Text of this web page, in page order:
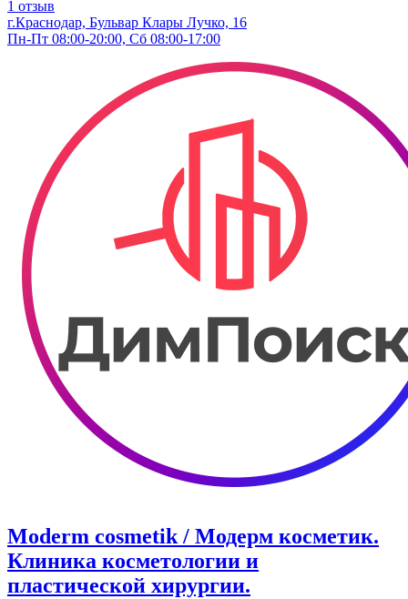
1 отзыв
г.Краснодар, Бульвар ​Клары Лучко, 16
Пн-Пт 08:00-20:00, Сб 08:00-17:00
Moderm cosmetik / Модерм косметик.
Клиника косметологии и
пластической хирургии.